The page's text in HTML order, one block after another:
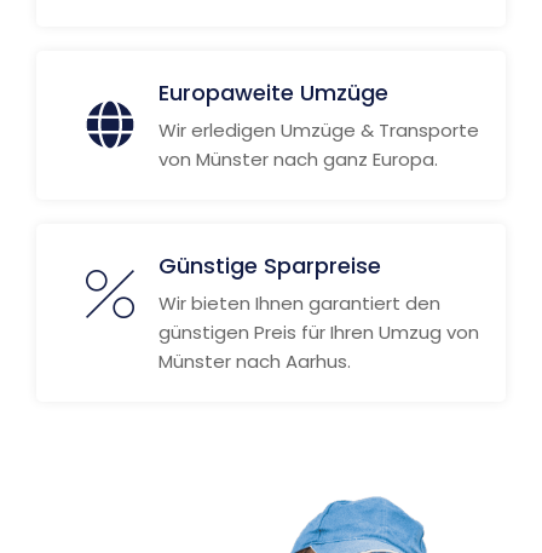
Europaweite Umzüge
Wir erledigen Umzüge & Transporte
von Münster nach ganz Europa.
Günstige Sparpreise
Wir bieten Ihnen garantiert den
günstigen Preis für Ihren Umzug von
Münster nach Aarhus.